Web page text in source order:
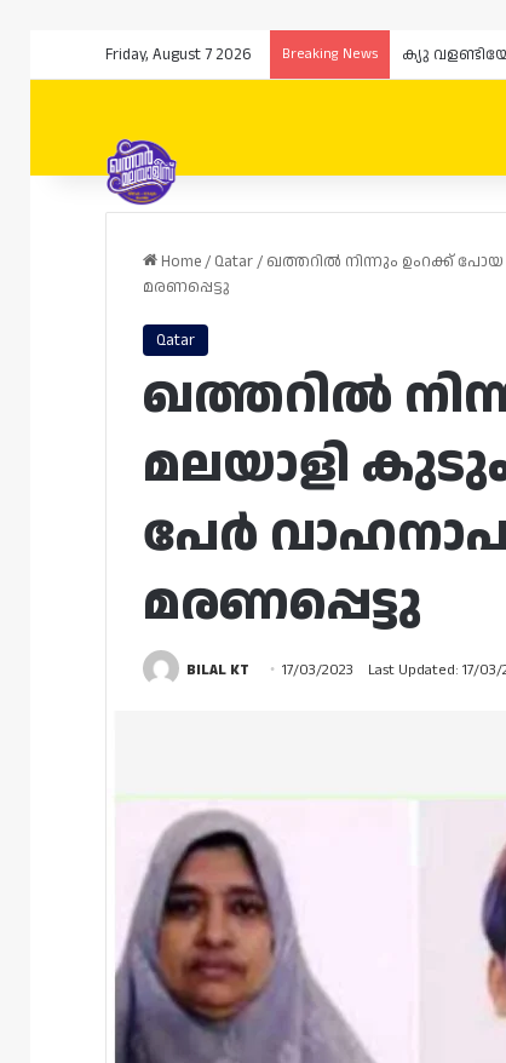
Friday, August 7 2026 Breaking News ക്യു
Home/ Qatar/ ഖത്തറിൽ നിന്നും ഉംറക്ക്
മരണപ്പെട്ടു
Qatar
ഖത്തറിൽ
മലയാളി
പേർ
മരണപ്പെട്ടു
BILAL KT 17/03/2023 Last Updated: 17/03/